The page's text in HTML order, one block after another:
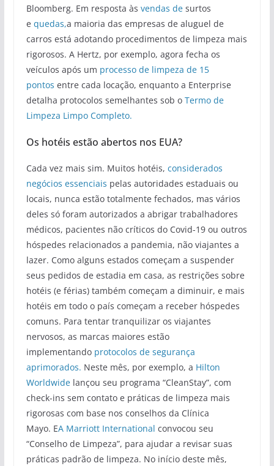
Bloomberg. Em resposta às vendas desurtos
e quedas,a maioria das empresas de aluguel de
carros está adotando procedimentos de limpeza mais
rigorosos. A Hertz, por exemplo, agora fecha os
veículos após um processo de limpeza de 15
pontos entre cada locação, enquanto a Enterprise
detalha protocolos semelhantes sob o Termo de
Limpeza Limpo Completo.
Os hotéis estão abertos nos EUA?
Cada vez mais sim. Muitos hotéis, considerados
negócios essenciais pelas autoridades estaduais ou
locais, nunca estão totalmente fechados, mas vários
deles só foram autorizados a abrigar trabalhadores
médicos, pacientes não críticos do Covid-19 ou outros
hóspedes relacionados a pandemia, não viajantes a
lazer. Como alguns estados começam a suspender
seus pedidos de estadia em casa, as restrições sobre
hotéis (e férias) também começam a diminuir, e mais
hotéis em todo o país começam a receber hóspedes
comuns. Para tentar tranquilizar os viajantes
nervosos, as marcas maiores estão
implementando protocolos de segurança
aprimorados. Neste mês, por exemplo, a Hilton
Worldwidelançou seu programa “CleanStay”, com
check-ins sem contato e práticas de limpeza mais
rigorosas com base nos conselhos da Clínica
Mayo. EA Marriott International convocou seu
“Conselho de Limpeza”, para ajudar a revisar suas
práticas padrão de limpeza. No início deste mês,